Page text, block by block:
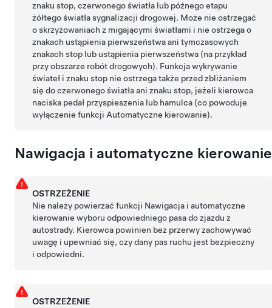
znaku stop, czerwonego światła lub późnego etapu
żółtego światła sygnalizacji drogowej. Może nie ostrzegać
o skrzyżowaniach z migającymi światłami i nie ostrzega o
znakach ustąpienia pierwszeństwa ani tymczasowych
znakach stop lub ustąpienia pierwszeństwa (na przykład
przy obszarze robót drogowych). Funkcja wykrywanie
świateł i znaku stop nie ostrzega także przed zbliżaniem
się do czerwonego światła ani znaku stop, jeżeli kierowca
naciska pedał przyspieszenia lub hamulca (co powoduje
wyłączenie funkcji Automatyczne kierowanie).
Nawigacja i automatyczne kierowanie
OSTRZEŻENIE
Nie należy powierzać funkcji Nawigacja i automatyczne
kierowanie wyboru odpowiedniego pasa do zjazdu z
autostrady. Kierowca powinien bez przerwy zachowywać
uwagę i upewniać się, czy dany pas ruchu jest bezpieczny
i odpowiedni.
OSTRZEŻENIE